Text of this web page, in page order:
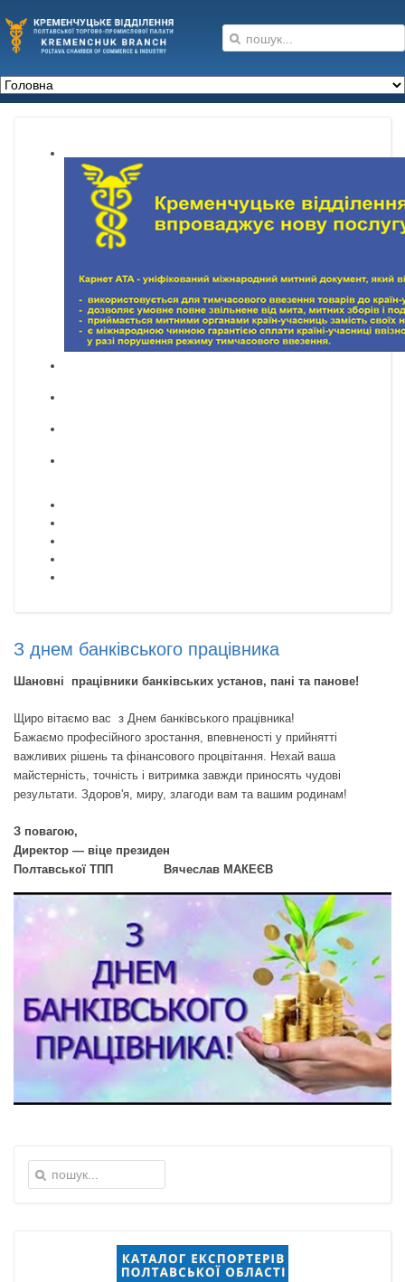
З днем банківського працівника
Шановні працівники банківських установ, пані та панове!
Щиро вітаємо вас з Днем банківського працівника!
Бажаємо професійного зростання, впевненості у прийнятті
важливих рішень та фінансового процвітання. Нехай ваша
майстерність, точність і витримка завжди приносять чудові
результати. Здоров'я, миру, злагоди вам та вашим родинам!
З повагою,
Директор — віце президен
Полтавської ТПП Вячеслав МАКЕЄВ